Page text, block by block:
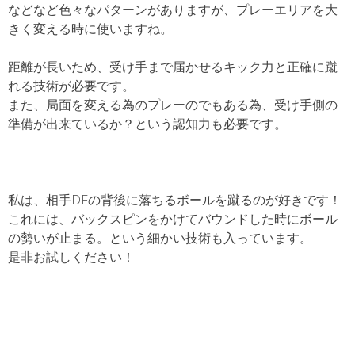
などなど色々なパターンがありますが、プレーエリアを大
きく変える時に使いますね。
距離が長いため、受け手まで届かせるキック力と正確に蹴
れる技術が必要です。
また、局面を変える為のプレーのでもある為、受け手側の
準備が出来ているか？という認知力も必要です。
私は、相手DFの背後に落ちるボールを蹴るのが好きです！
これには、バックスピンをかけてバウンドした時にボール
の勢いが止まる。という細かい技術も入っています。
是非お試しください！